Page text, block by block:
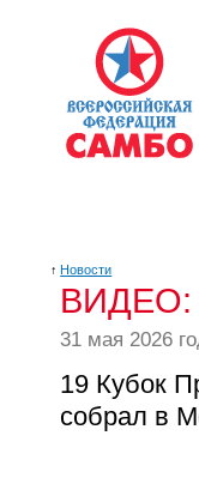
↑ Новости
ВИДЕО:
31 мая 2026
19 Кубок
собрал в